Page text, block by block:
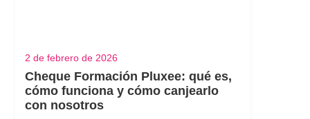
2 de febrero de 2026
Cheque Formación Pluxee: qué es,
cómo funciona y cómo canjearlo
con nosotros